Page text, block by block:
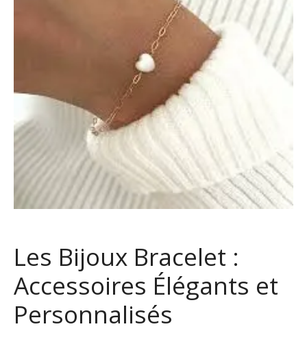
Les Bijoux Bracelet :
Accessoires Élégants et
Personnalisés